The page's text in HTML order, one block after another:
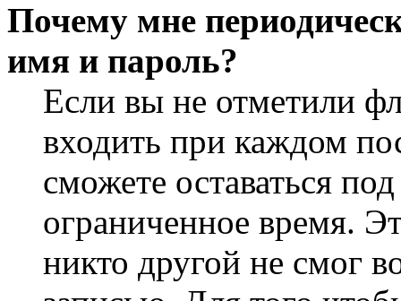
Почему мне
имя и пароль?
Если вы не отметили
входить при каждом
сможете оставаться
ограниченное время.
никто другой не смог